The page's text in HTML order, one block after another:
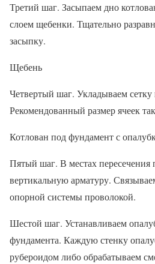
Третий шаг. Засыпаем дно
слоем щебенки. Тщательно
засыпку.
Щебень
Четвертый шаг. Укладываем
Рекомендованный размер ячеек
Котлован под фундамент с
Пятый шаг. В местах пересечения
вертикальную арматуру.
опорной системы проволокой.
Шестой шаг. Устанавливаем
фундамента. Каждую стенку
рубероидом либо обрабатываем